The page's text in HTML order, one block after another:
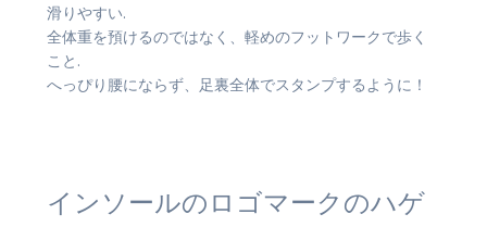
滑りやすい.
全体重を預けるのではなく、軽めのフットワークで歩く
こと.
へっぴり腰にならず、足裏全体でスタンプするように！
インソールのロゴマークのハゲ